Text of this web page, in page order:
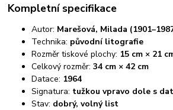
Kompletní specifikace
Autor: Marešová, Milada
Technika: původní litografie
Rozměr tiskové plochy: 15 cm × 21
Celkový rozměr:34 cm × 42 cm
Datace: 1964
Signatura: tužkou vpravo dole s
Stav: dobrý, volný list